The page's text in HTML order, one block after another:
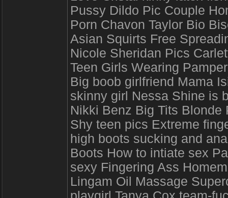
Pussy Dildo Pic Couple
Porn Chavon Taylor Bio
Asian Squirts Free
Nicole Sheridan Pics
Teen Girls Wearing
Big boob girlfriend Mama
skinny girl Nessa Shine is
Nikki Benz Big Tits
Shy teen pics Extreme
high boots sucking and
Boots How to intiate sex
sexy Fingering Ass
Lingam Oil Massage